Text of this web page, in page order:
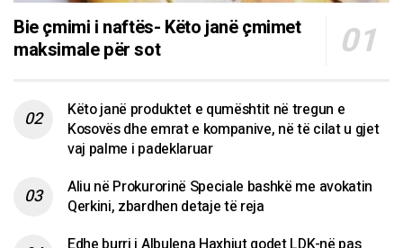
Bie çmimi i naftës- Këto janë çmimet
maksimale për sot
Këto janë produktet e qumështit në tregun e
Kosovës dhe emrat e kompanive, në të cilat u gjet
vaj palme i padeklaruar
Aliu në Prokurorinë Speciale bashkë me avokatin
Qerkini, zbardhen detaje të reja